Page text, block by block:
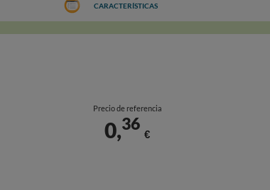
CARACTERÍSTICAS
Precio de referencia
0,36
€